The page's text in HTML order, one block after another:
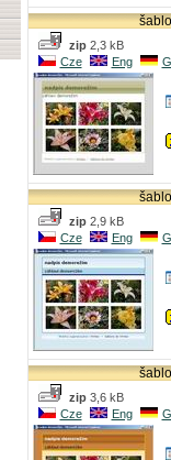
zip2,3 kB
Cze
Eng
zip2,9 kB
Cze
Eng
zip3,6 kB
Cze
Eng